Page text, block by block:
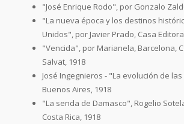
"José Enrique Rodo", por Gonzalo
"La nueva época y los destinos
Unidos", por Javier Prado, Casa
"Vencida", por Marianela, Barcelona,
Salvat, 1918
José Ingegnieros - "La evolución de
Buenos Aires, 1918
"La senda de Damasco", Rogelio
Costa Rica, 1918